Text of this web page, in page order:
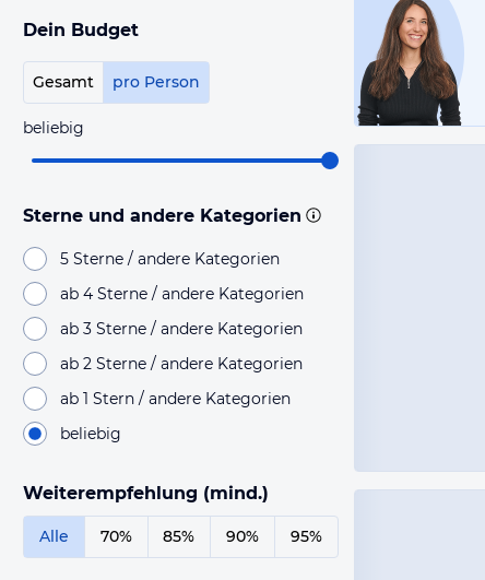
Dein Budget
Gesamt pro Person
beliebig
Sterne und andere Kategorien
5 Sterne / andere Kategorien
ab 4 Sterne / andere Kategorien
ab 3 Sterne / andere Kategorien
ab 2 Sterne / andere Kategorien
ab 1 Stern / andere Kategorien
beliebig
Weiterempfehlung (mind.)
Alle 70% 85% 90% 95%